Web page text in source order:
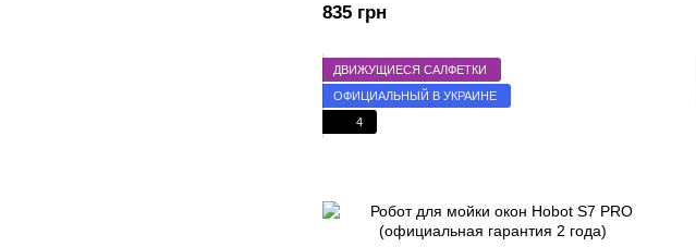
835 грн
ДВИЖУЩИЕСЯ САЛФЕТКИ
ОФИЦИАЛЬНЫЙ В УКРАИНЕ
4